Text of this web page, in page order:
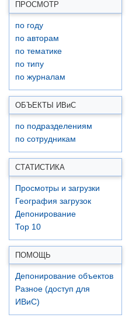
ПРОСМОТР
по году
по авторам
по тематике
по типу
по журналам
ОБЪЕКТЫ ИВиС
по подразделениям
по сотрудникам
СТАТИСТИКА
Просмотры и загрузки
География загрузок
Депонирование
Top 10
ПОМОЩЬ
Депонирование объектов
Разное (доступ для
ИВиС)